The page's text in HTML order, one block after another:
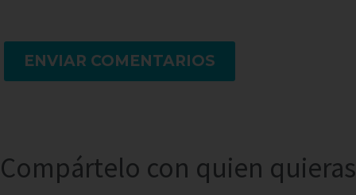
ENVIAR COMENTARIOS
Compártelo con quien quieras